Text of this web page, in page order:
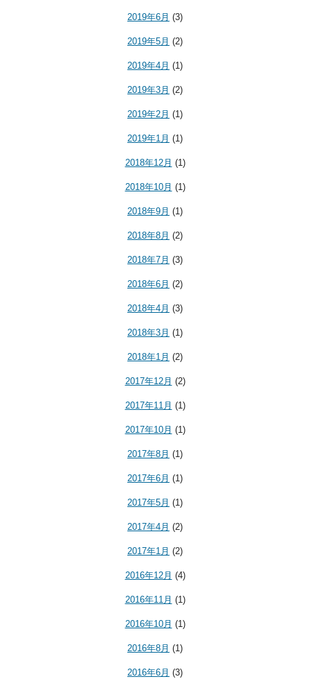
2019年6月 (3)
2019年5月 (2)
2019年4月 (1)
2019年3月 (2)
2019年2月 (1)
2019年1月 (1)
2018年12月 (1)
2018年10月 (1)
2018年9月 (1)
2018年8月 (2)
2018年7月 (3)
2018年6月 (2)
2018年4月 (3)
2018年3月 (1)
2018年1月 (2)
2017年12月 (2)
2017年11月 (1)
2017年10月 (1)
2017年8月 (1)
2017年6月 (1)
2017年5月 (1)
2017年4月 (2)
2017年1月 (2)
2016年12月 (4)
2016年11月 (1)
2016年10月 (1)
2016年8月 (1)
2016年6月 (3)